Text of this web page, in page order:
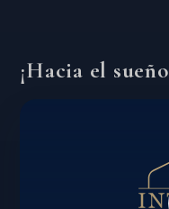
¡Hacia el